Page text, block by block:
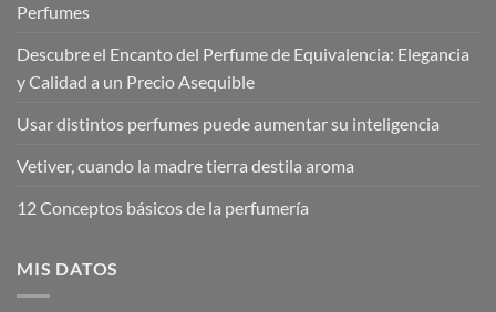
Perfumes
Descubre el Encanto del Perfume de Equivalencia: Elegancia
y Calidad a un Precio Asequible
Usar distintos perfumes puede aumentar su inteligencia
Vetiver, cuando la madre tierra destila aroma
12 Conceptos básicos de la perfumería
MIS DATOS